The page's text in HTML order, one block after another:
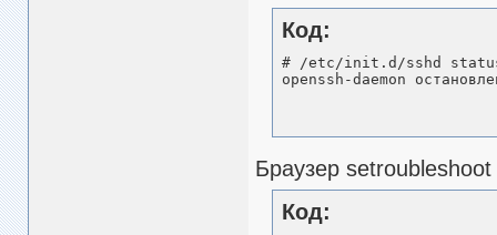
Код:
# /etc/init.d/sshd
openssh-daemon
Браузер
Код: